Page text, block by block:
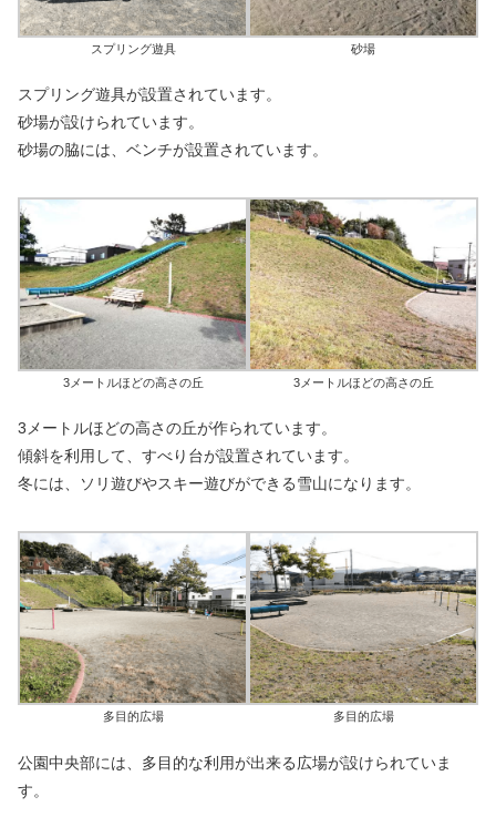
スプリング遊具 砂場
スプリング遊具が設置されています。
砂場が設けられています。
砂場の脇には、ベンチが設置されています。
3メートルほどの高さの丘 3メートルほどの高さの丘
3メートルほどの高さの丘が作られています。
傾斜を利用して、すべり台が設置されています。
冬には、ソリ遊びやスキー遊びができる雪山になります。
多目的広場 多目的広場
公園中央部には、多目的な利用が出来る広場が設けられていま
す。